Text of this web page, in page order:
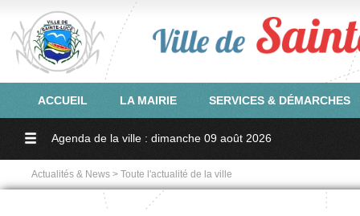
ACCUEIL LA MAIRIE SERVICES & DÉMARCHES
Agenda de la ville : dimanche 09 août 2026
Actualités & News > Toute l'actualité de la ville